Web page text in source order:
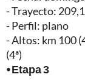
- Trayecto:
- Perfil: plano
- Altos: km 100
(4ª)
⦁ Etapa 3